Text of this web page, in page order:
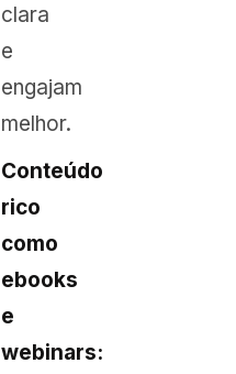
clara
e
engajam
melhor.
Conteúdo
rico
como
ebooks
e
webinars: